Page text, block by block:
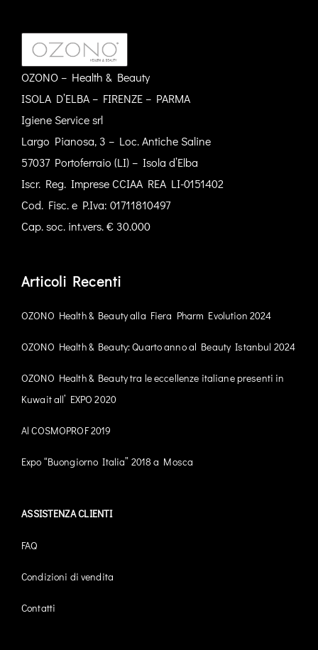
OZONO – Health & Beauty
ISOLA D’ELBA – FIRENZE – PARMA
Igiene Service srl
Largo Pianosa, 3 – Loc. Antiche Saline
57037 Portoferraio (LI) – Isola d’Elba
Iscr. Reg. Imprese CCIAA REA LI-0151402
Cod. Fisc. e P.Iva: 01711810497
Cap. soc. int.vers. € 30.000
Articoli Recenti
OZONO Health & Beauty alla Fiera Pharm Evolution 2024
OZONO Health & Beauty: Quarto anno al Beauty Istanbul 2024
OZONO Health & Beauty tra le eccellenze italiane presenti in
Kuwait all’ EXPO 2020
Al COSMOPROF 2019
Expo “Buongiorno Italia” 2018 a Mosca
ASSISTENZA CLIENTI
FAQ
Condizioni di vendita
Contatti